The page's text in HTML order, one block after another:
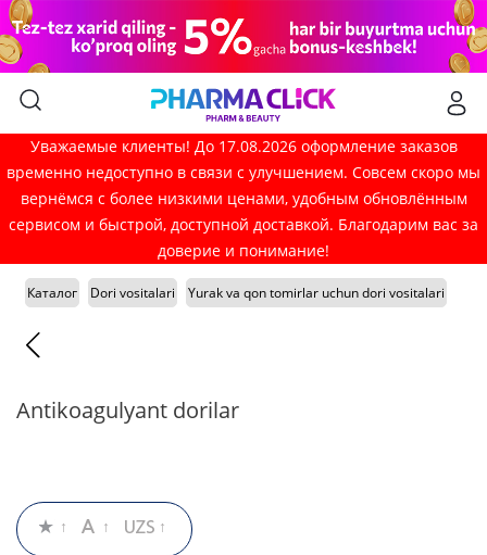
Уважаемые клиенты! До 17.08.2026 оформление заказов
временно недоступно в связи с улучшением. Совсем скоро мы
вернёмся с более низкими ценами, удобным обновлённым
сервисом и быстрой, доступной доставкой. Благодарим вас за
доверие и понимание!
Каталог Dori vositalari Yurak va qon tomirlar uchun dori vositalari
Antikoagulyant dorilar